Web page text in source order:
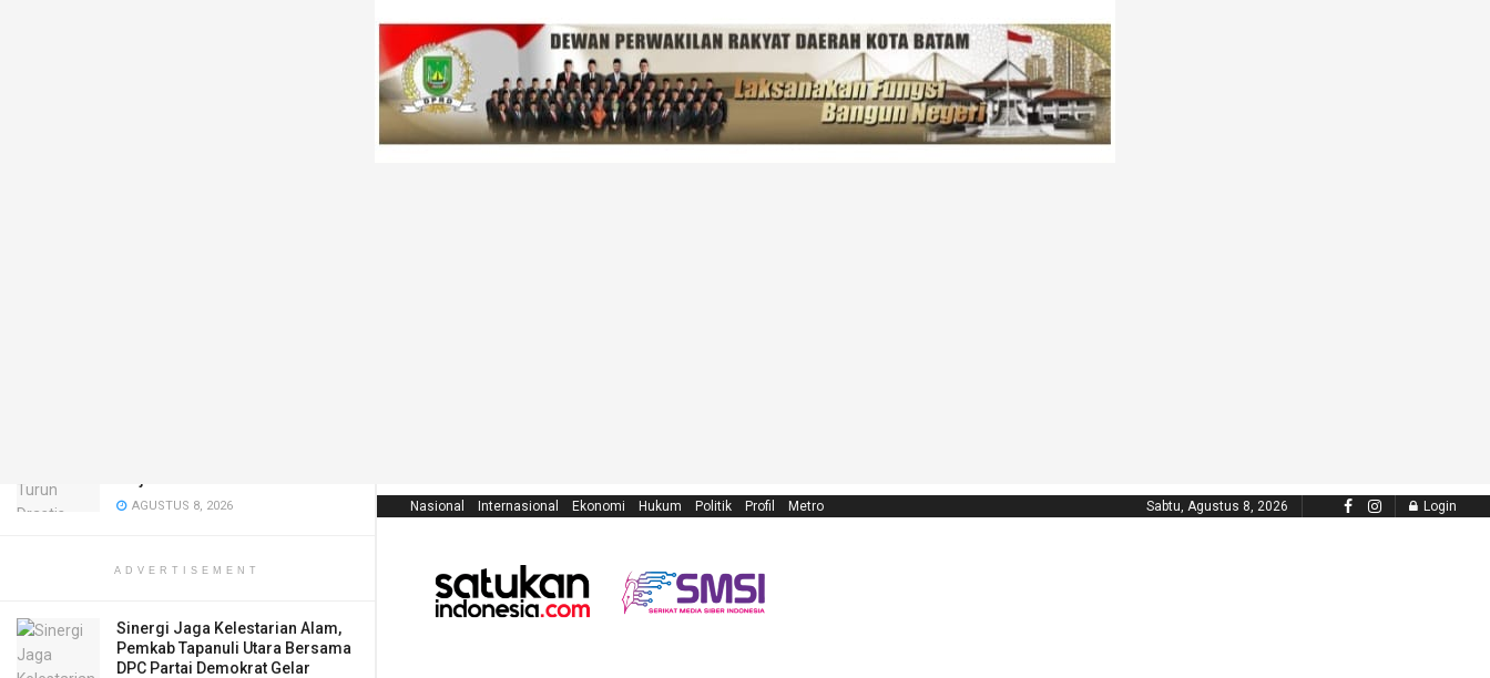
AGUSTUS 8, 2026
ADVERTISEMENT
Sinergi Jaga Kelestarian Alam,
Pemkab Tapanuli Utara Bersama
DPC Partai Demokrat Gelar
Nasional Internasional Ekonomi Hukum Politik Profil Metro Sabtu, Agustus 8, 2026 Login